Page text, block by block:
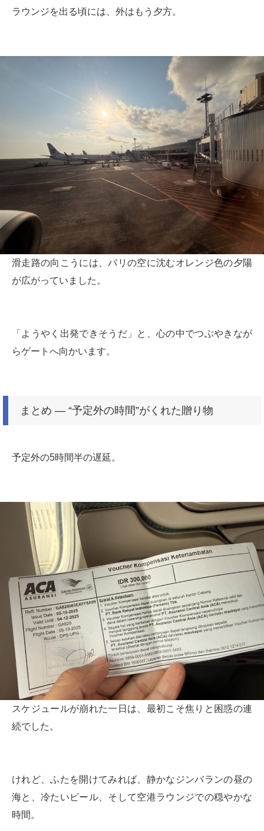
ラウンジを出る頃には、外はもう夕方。
滑走路の向こうには、バリの空に沈むオレンジ色の夕陽
が広がっていました。
「ようやく出発できそうだ」と、心の中でつぶやきなが
らゲートへ向かいます。
まとめ ― “予定外の時間”がくれた贈り物
予定外の5時間半の遅延。
スケジュールが崩れた一日は、最初こそ焦りと困惑の連
続でした。
けれど、ふたを開けてみれば、静かなジンバランの昼の
海と、冷たいビール、そして空港ラウンジでの穏やかな
時間。